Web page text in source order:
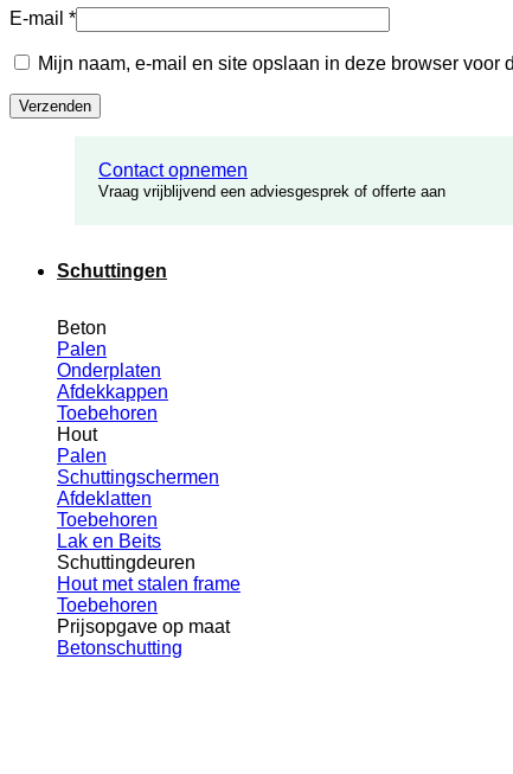
Contact opnemen
Vraag vrijblijvend een adviesgesprek of offerte aan
Schuttingen
Beton
Palen
Onderplaten
Afdekkappen
Toebehoren
Hout
Palen
Schuttingschermen
Afdeklatten
Toebehoren
Lak en Beits
Schuttingdeuren
Hout met stalen frame
Toebehoren
Prijsopgave op maat
Betonschutting
E-mail *
Mijn naam, e-mail en site opslaan in deze browser